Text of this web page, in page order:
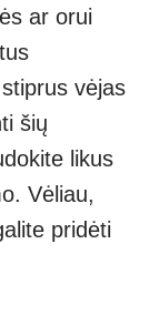
ar orui
vėjas
šių
likus
Vėliau,
pridėti